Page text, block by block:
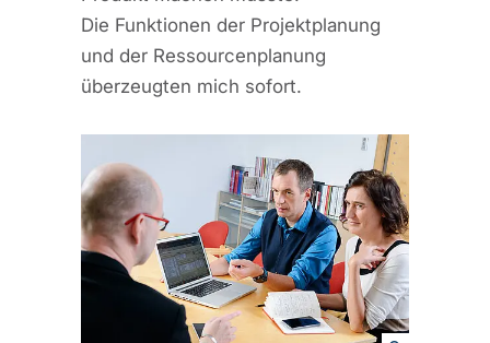
Die Funktionen der Projektplanung
und der Ressourcenplanung
überzeugten mich sofort.